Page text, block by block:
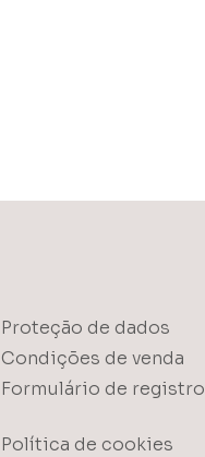
Proteção de dados
Condições de venda
Formulário de registro
Política de cookies